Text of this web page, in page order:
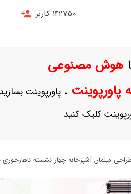
142750 کاربر
هوش مصنوعی
پاورپوینت، پاورپوینت بسازید
کلیک کنید
مبلمان آشپزخانه چهار نشسته ناهارخوری